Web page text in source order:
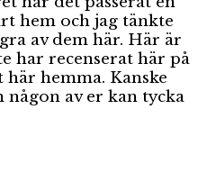
hem och jag tänkte
av dem här. Här är
har recenserat här på
hemma. Kanske
någon av er kan tycka